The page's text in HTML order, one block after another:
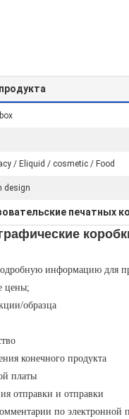
/ Eliquid / cosmetic / Food
design
печатных
информацию для
цены;
образца
конечного продукта
платы
отправки и отправки
по электронной